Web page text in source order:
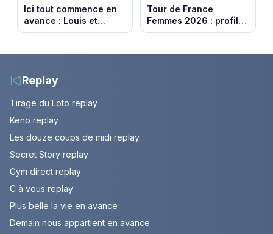
Ici tout commence en
avance : Louis et
Jasmine enfin en
août 2026 (spoiler)
Tour de France
Femmes 2026 : profil
et horaires de la 6e
Montbrison et
Replay
Tirage du Loto replay
Keno replay
Les douze coups de midi replay
Secret Story replay
Gym direct replay
C à vous replay
Plus belle la vie en avance
Demain nous appartient en avance